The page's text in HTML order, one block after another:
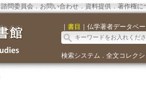
諮問委員会． お問い合わせ． 資料提供． 著作権に
｜ 書目 ｜ 仏学著者データベ
検索システム ． 全文コレクシ